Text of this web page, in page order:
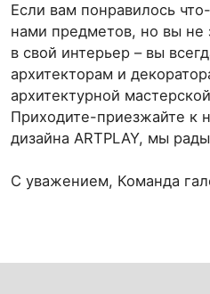
Если вам понравилось
нами предметов, но вы не
в свой интерьер – вы
архитекторам и
архитектурной
Приходите-приезжайте к
дизайна ARTPLAY, мы
C уважением, Команда